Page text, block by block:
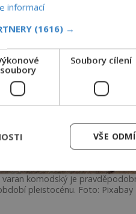
varan komodský je
pleistocénu. Foto: Pixabay
informací
(1616) →
soubory
Soubory cílení
VŠE